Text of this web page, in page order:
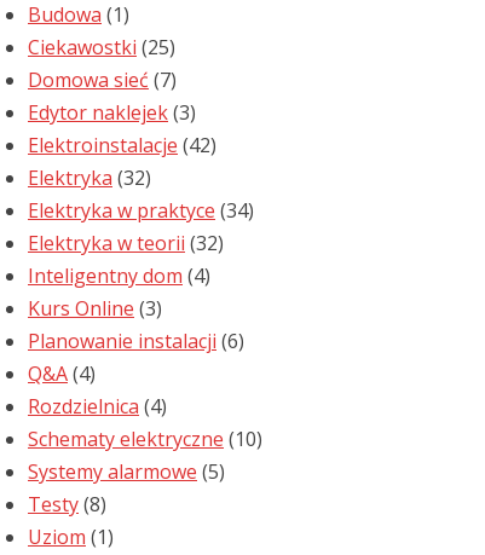
Budowa (1)
Ciekawostki (25)
Domowa sieć (7)
Edytor naklejek(3)
Elektroinstalacje (42)
Elektryka (32)
Elektryka w praktyce (34)
Elektryka w teorii (32)
Inteligentny dom (4)
Kurs Online (3)
Planowanie instalacji (6)
Q&A(4)
Rozdzielnica (4)
Schematy elektryczne (10)
Systemy alarmowe (5)
Testy(8)
Uziom (1)